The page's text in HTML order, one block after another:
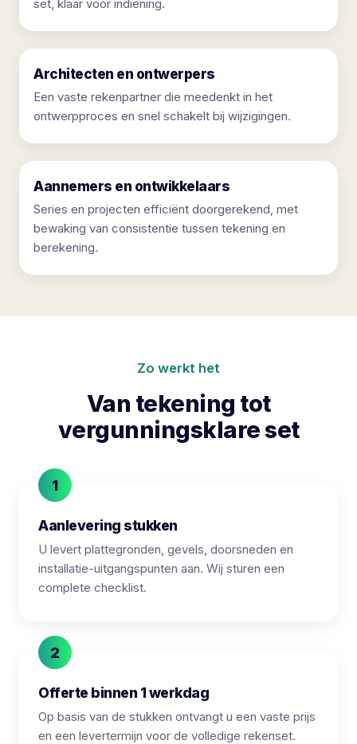
set, klaar voor indiening.
Architecten en ontwerpers
Een vaste rekenpartner die meedenkt in het
ontwerpproces en snel schakelt bij wijzigingen.
Aannemers en ontwikkelaars
Series en projecten efficiënt doorgerekend, met
bewaking van consistentie tussen tekening en
berekening.
Zo werkt het
Van tekening tot
vergunningsklare set
Aanlevering stukken
U levert plattegronden, gevels, doorsneden en
installatie-uitgangspunten aan. Wij sturen een
complete checklist.
Offerte binnen 1 werkdag
Op basis van de stukken ontvangt u een vaste prijs
en een levertermijn voor de volledige rekenset.